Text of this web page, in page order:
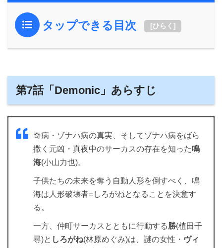
タップできる目次 [ひらく ]
第7話「Demonic」あらすじ
奇病・ゾナハ病の真実、そしてゾナハ病をばら
撒く元凶・真夜中のサーカスの存在を知った鳴
海(小山力也)。
子供たちの未来を奪う自動人形を倒すべく、鳴
海は人形破壊者=しろがねとなることを決意す
る。
一方、仲町サーカスとともに行動する勝(植田千
尋)と しろがね(林原めぐみ)は、謎の女性・ ヴィ